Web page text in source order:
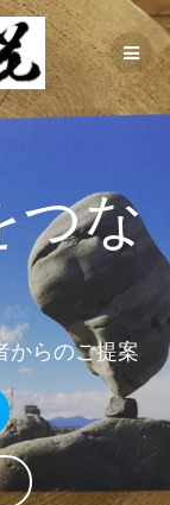
つな
からのご提案